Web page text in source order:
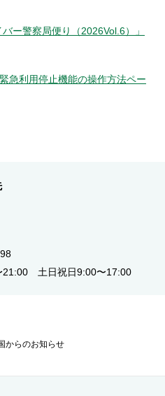
バー警察局便り（2026Vol.6）」
急利用停止機能の操作方法ペー
21:00 土日祝日9:00〜17:00
からのお知らせ